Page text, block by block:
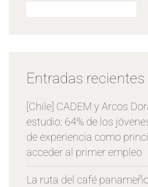
Entradas recientes
[Chile] CADEM y Arcos
estudio: 64% de los
de experiencia como
acceder al primer empleo
La ruta del café